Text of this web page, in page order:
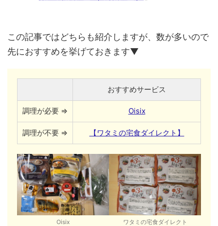
この記事ではどちらも紹介しますが、数が多いので
先におすすめを挙げておきます▼
おすすめサービス
調理が必要 ⇒ Oisix
調理が不要 ⇒ 【ワタミの宅食ダイレクト】
Oisix ワタミの宅食ダイレクト